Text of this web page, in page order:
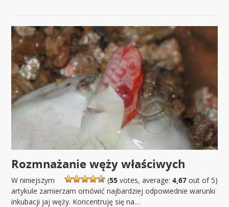
Rozmnażanie węży właściwych
(55votes, average: 4,67out of 5)
W niniejszym
artykule zamierzam omówić najbardziej odpowiednie warunki
inkubacji jaj węży. Koncentruję się na…